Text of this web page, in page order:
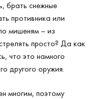
брать снежные
противника или
мишеням – из
просто? Да как
что это намного
другого оружия.
многим, поэтому